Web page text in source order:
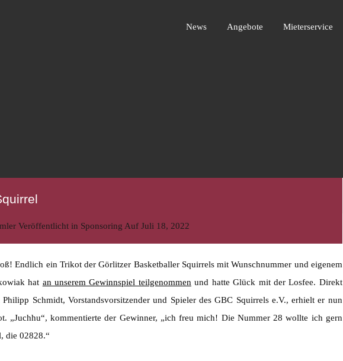
Angebote Mieterservice
News Angebote Mieterservice
Veröffentlicht in Sponsoring Auf Juli 18, 2022
Endlich ein Trikot der Görlitzer Basketballer Squirrels mit Wunschnummer und eigenem
hat an unserem Gewinnspiel teilgenommen und hatte Glück mit der Losfee. Direkt
Schmidt, Vorstandsvorsitzender und Spieler des GBC Squirrels e.V., erhielt er nun
„Juchhu“, kommentierte der Gewinner, „ich freu mich! Die Nummer 28 wollte ich gern
die 02828.“